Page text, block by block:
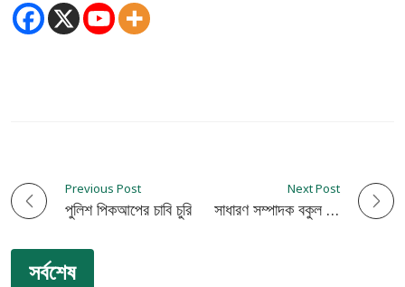
P
o
Previous Post
পুলিশ পিকআপের চাবি চুরি!
Next Post
ইউনিয়ন আওয়ামী লীগের সাধারণ সম্পাদক বকুল জোয়ার্দ্দার গ্রেপ্তার
সর্বশেষ